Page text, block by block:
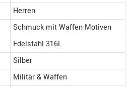
Herren
Schmuck mit Waffen-Motiven
Edelstahl 316L
Silber
Militär & Waffen